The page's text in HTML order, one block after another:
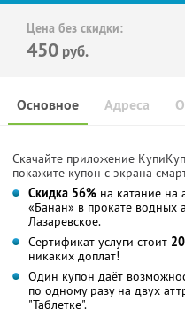
Цена без скидки:
450 руб.
Основное Адреса
Скачайте приложение
покажите купон с экрана
Скидка 56% на катание на
«Банан» в прокате водных
Лазаревское.
Сертификат услуги стоит
никаких доплат!
Один купон даёт
по одному разу на двух
"Таблетке".